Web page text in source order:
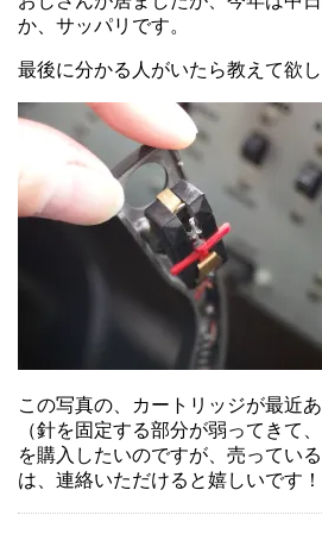
か、サッパリです。
最後に分かる人がいたら教えて欲し
この写真の、カートリッジが最近
（針を固定する部分が弱ってきて
を購入したいのですが、売ってい
は、連絡いただけると嬉しいです！